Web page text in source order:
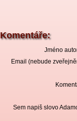
Komentáře:
Jméno
Email (nebude
Sem napiš slovo